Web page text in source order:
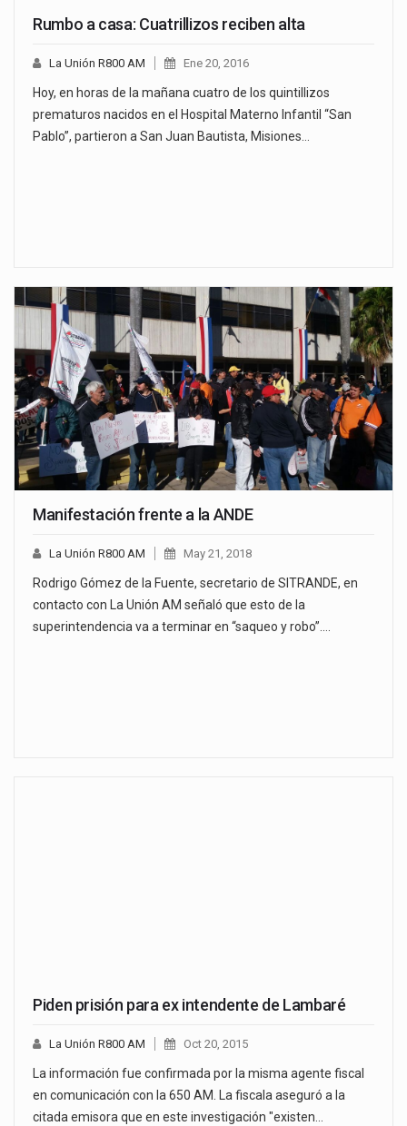
Rumbo a casa: Cuatrillizos reciben alta
La Unión R800 AM Ene 20, 2016
Hoy, en horas de la mañana cuatro de los quintillizos
prematuros nacidos en el Hospital Materno Infantil “San
Pablo”, partieron a San Juan Bautista, Misiones…
Manifestación frente a la ANDE
La Unión R800 AM May 21, 2018
Rodrigo Gómez de la Fuente, secretario de SITRANDE, en
contacto con La Unión AM señaló que esto de la
superintendencia va a terminar en “saqueo y robo”.…
Piden prisión para ex intendente de Lambaré
La Unión R800 AM Oct 20, 2015
La información fue confirmada por la misma agente fiscal
en comunicación con la 650 AM. La fiscala aseguró a la
citada emisora que en este investigación "existen…